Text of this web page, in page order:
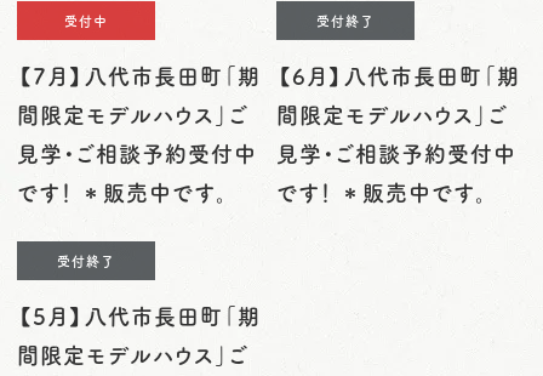
受付中
【7月】八代市長田町「期
間限定モデルハウス」ご
見学・ご相談予約受付中
です！ ＊販売中です。
受付終了
【6月】八代市長田町「期
間限定モデルハウス」ご
見学・ご相談予約受付中
です！ ＊販売中です。
受付終了
【5月】八代市長田町「期
間限定モデルハウス」ご